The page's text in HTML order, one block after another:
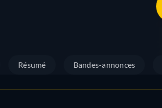
Résumé Bandes-annonces